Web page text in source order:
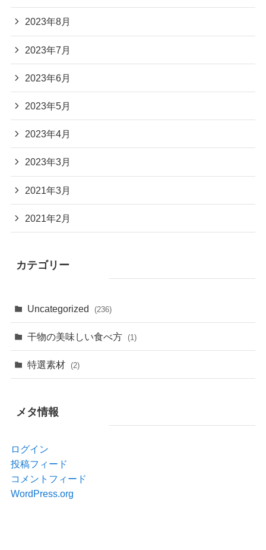
2023年8月
2023年7月
2023年6月
2023年5月
2023年4月
2023年3月
2021年3月
2021年2月
カテゴリー
Uncategorized (236)
干物の美味しい食べ方 (1)
特選素材 (2)
メタ情報
ログイン
投稿フィード
コメントフィード
WordPress.org